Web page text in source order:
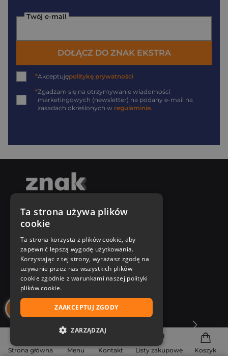
Strona główna Menu Kontakt Listy zakupowe Koszyk
Twój e-mail
DOŁĄCZ DO ZNAK EKSTRA
*Akceptujępolitykę prywatności
*Zgadzam się na otrzymywanie wiadomości
marketingowych (newsletter) na podany e-mail na
zasadach określonych w regulaminie.
Napisz do nas
Poniedziałek - Piątek
8:00 - 18:00
[email protected]
Bądź z nami na bieżąco
O Księgarni Znak
Zakupy u nas
Ta strona używa plików
cookie
Ta strona korzysta z plików cookie, aby
zapewnić lepszą wygodę użytkowania.
Korzystając z tej strony, wyrażasz zgodę na
używanie przez nas wszystkich plików
cookie zgodnie z warunkami naszej polityki
plików cookie.
ZAAKCEPTUJ ZGODY
ZARZĄDZAJ
NIEZBĘDNE